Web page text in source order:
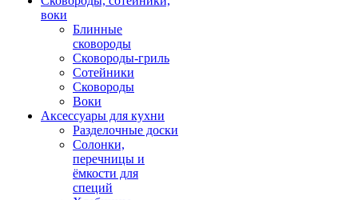
воки
Блинные
сковороды
Сковороды-гриль
Сотейники
Сковороды
Воки
Аксессуары для кухни
Разделочные доски
Солонки,
перечницы и
ёмкости для
специй